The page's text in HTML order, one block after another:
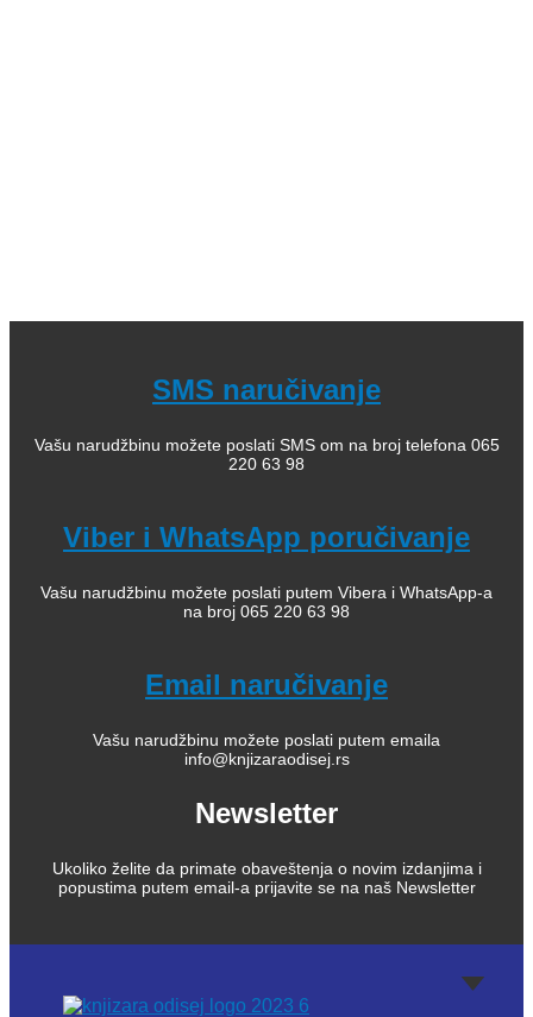
SMS naručivanje
Vašu narudžbinu možete poslati SMS om na broj telefona 065
220 63 98
Viber i WhatsApp poručivanje
Vašu narudžbinu možete poslati putem Vibera i WhatsApp-a
na broj 065 220 63 98
Email naručivanje
Vašu narudžbinu možete poslati putem emaila
info@knjizaraodisej.rs
Newsletter
Ukoliko želite da primate obaveštenja o novim izdanjima i
popustima putem email-a prijavite se na naš Newsletter